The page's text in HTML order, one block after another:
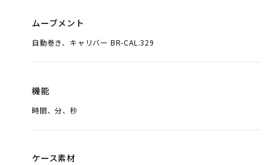
ムーブメント
自動巻き、キャリバー BR-CAL.329
機能
時間、分、秒
ケース素材